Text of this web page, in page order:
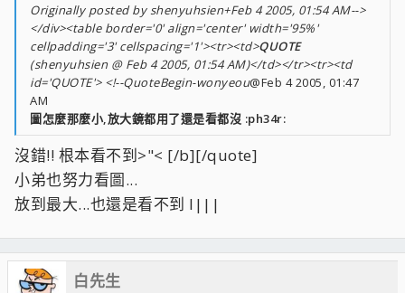
Originally posted by shenyuhsien+Feb 4 2005, 01:54 AM-->
</div><table border='0' align='center' width='95%'
cellpadding='3' cellspacing='1'><tr><td>QUOTE
(shenyuhsien @ Feb 4 2005, 01:54 AM)</td></tr><tr><td
id='QUOTE'> <!--QuoteBegin-wonyeou@Feb 4 2005, 01:47
AM
圖怎麼那麼小,放大鏡都用了還是看都沒 :ph34r:
沒錯!! 根本看不到>"< [/b][/quote]
小弟也努力看圖...
放到最大...也還是看不到 l|||
白先生